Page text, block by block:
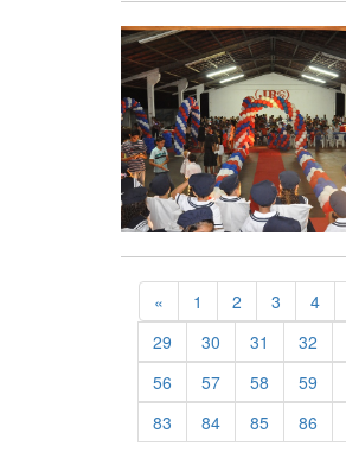
« Previous
1 2 3 4
29
30 31 32
56
57 58 59
83
84 85 86